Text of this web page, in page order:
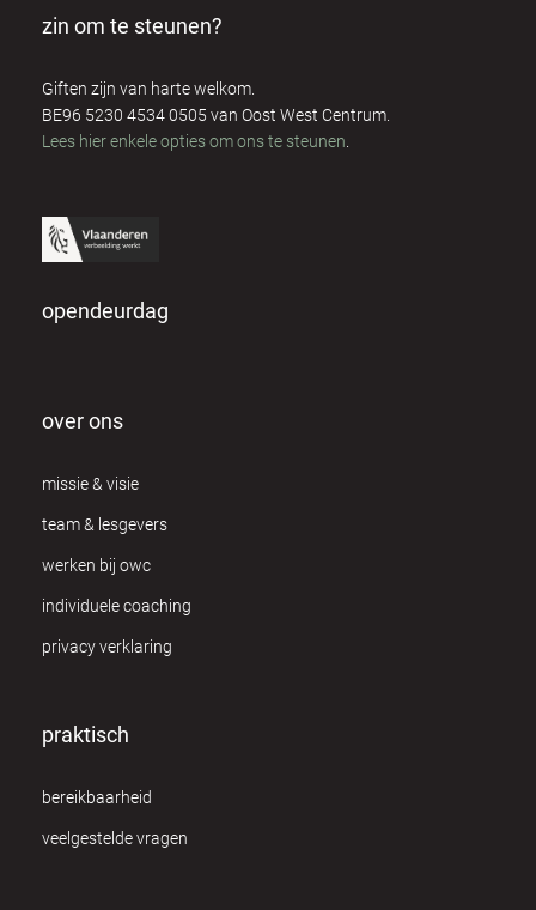
zin om te steunen?
Giften zijn van harte welkom.
BE96 5230 4534 0505 van Oost West Centrum.
Lees hier enkele opties om ons te steunen
opendeurdag
over ons
missie & visie
team & lesgevers
werken bij owc
individuele coaching
privacy verklaring
praktisch
bereikbaarheid
veelgestelde vragen